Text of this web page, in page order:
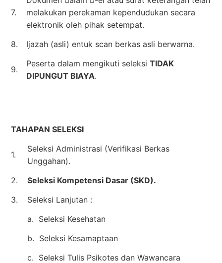
7.
melakukan perekaman kependudukan secara
elektronik oleh pihak setempat.
8.
Ijazah (asli) entuk scan berkas asli berwarna.
9.
Peserta dalam mengikuti seleksi TIDAK
DIPUNGUT BIAYA.
TAHAPAN SELEKSI
1.
Seleksi Administrasi (Verifikasi Berkas
Unggahan).
2.
Seleksi Kompetensi Dasar (SKD).
3.
Seleksi Lanjutan :
a. Seleksi Kesehatan
b. Seleksi Kesamaptaan
c. Seleksi Tulis Psikotes dan Wawancara